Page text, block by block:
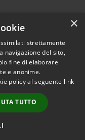
© 2026 • Comune di
• Powered by
•
Accesso
redazione
×
strettamente
navigazione del sito,
fine di elaborare
e anonime.
policy al seguente link
TUTTO